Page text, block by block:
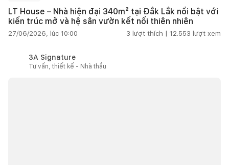
LT House – Nhà hiện đại 340m² tại Đắk Lắk nổi bật với
kiến trúc mở và hệ sân vườn kết nối thiên nhiên
27/06/2026, lúc 10:00 3 lượt thích | 12.553 lượt xem
3A Signature
Tư vấn, thiết kế - Nhà thầu